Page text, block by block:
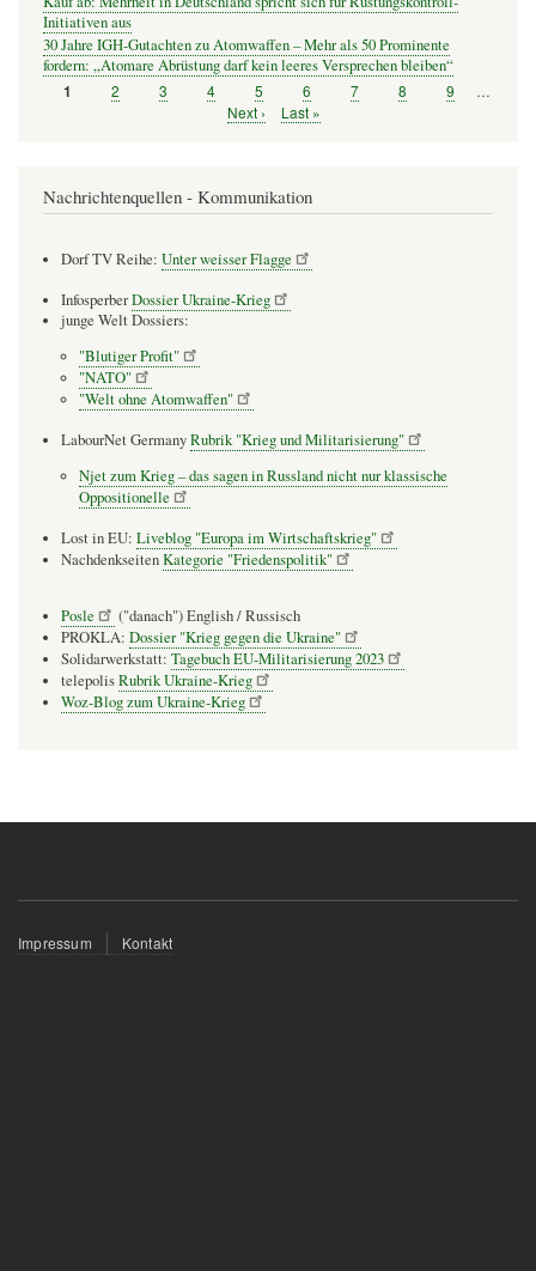
Initiativen aus
30 Jahre IGH-Gutachten zu Atomwaffen – Mehr als 50 Prominente
fordern: „Atomare Abrüstung darf kein leeres Versprechen bleiben“
Seitennummerierung
Seite
1 Seite
2 Seite
3 Seite
4 Seite
5 Seite
6 Seite
7 Seite
8 Seite
9
…
Nächste
Next ›
Letzte
Last »
Nachrichtenquellen - Kommunikation
Dorf TV Reihe: Unter weisser Flagge
InfosperberDossier Ukraine-Krieg
junge Welt Dossiers:
"Blutiger Profit"
"NATO"
"Welt ohne Atomwaffen"
LabourNet GermanyRubrik "Krieg und Militarisierung"
Njet zum Krieg – das sagen in Russland nicht nur klassische
Oppositionelle
Lost in EU: Liveblog "Europa im Wirtschaftskrieg"
NachdenkseitenKategorie "Friedenspolitik"
Posle
("danach") English / Russisch
PROKLA: Dossier "Krieg gegen die Ukraine"
Solidarwerkstatt: Tagebuch EU-Militarisierung 2023
telepolisRubrik Ukraine-Krieg
Woz-Blog zum Ukraine-Krieg
Fußzeilenmenü
Impressum Kontakt